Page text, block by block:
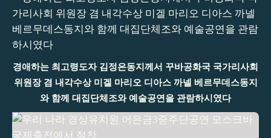
경애하는 최고령도자 김정은동지께서 꾸바공화국 국가리사회
위원장 겸 내각수상 미겔 마리오 디아스 까넬 베르무데스동지
와 함께 대집단체조와 예술공연을 관람하시였다